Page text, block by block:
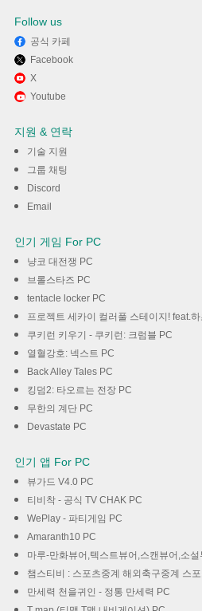
Follow us
공식 카페
Facebook
X
Youtube
지원 & 연락
기술 지원
그룹 채팅
Discord
Email
인기 게임 For PC
냥코 대전쟁 PC
브롤스타즈 PC
tentacle locker PC
프로젝트 세카이 컬러풀 스테이지! feat.
쿠키런 키우기 - 쿠키런: 크럼블 PC
열혈강호: 넥스트 PC
Back Alley Tales PC
킹덤2: 타오르는 전장 PC
무한의 계단 PC
Devastate PC
인기 앱 For PC
뷰가드 V4.0 PC
티비착 - 공식 TV CHAK PC
WePlay - 파티게임 PC
Amaranth10 PC
마루-만화뷰어,텍스트뷰어,스캔뷰어,소설
챔스티비 : 스포츠중계 해외축구중계 스
만세력 천을귀인 - 정통 만세력 PC